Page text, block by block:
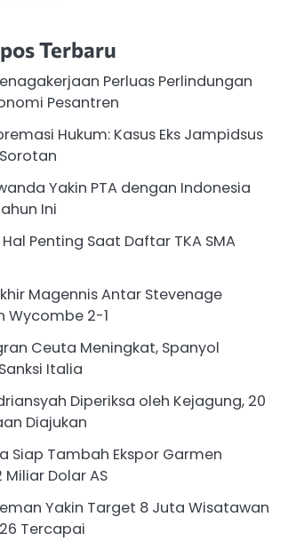
Terbaru
Perluas Perlindungan
Pesantren
Hukum: Kasus Eks Jampidsus
Yakin PTA dengan Indonesia
Ini
Penting Saat Daftar TKA SMA
Magennis Antar Stevenage
Wycombe 2-1
Ceuta Meningkat, Spanyol
Italia
Diperiksa oleh Kejagung, 20
Diajukan
Siap Tambah Ekspor Garmen
Miliar Dolar AS
Yakin Target 8 Juta Wisatawan
Tercapai